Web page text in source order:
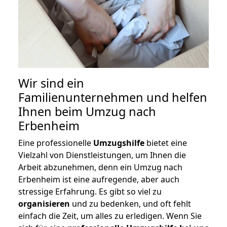
Wir sind ein
Familienunternehmen und helfen
Ihnen beim Umzug nach
Erbenheim
Eine professionelle Umzugshilfe bietet eine
Vielzahl von Dienstleistungen, um Ihnen die
Arbeit abzunehmen, denn ein Umzug nach
Erbenheim ist eine aufregende, aber auch
stressige Erfahrung. Es gibt so viel zu
organisieren und zu bedenken, und oft fehlt
einfach die Zeit, um alles zu erledigen. Wenn Sie